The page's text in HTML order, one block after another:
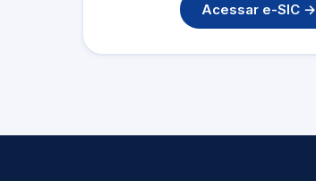
Acessar e-SIC →